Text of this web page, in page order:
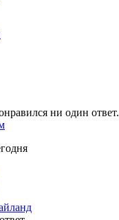
ни один ответ.